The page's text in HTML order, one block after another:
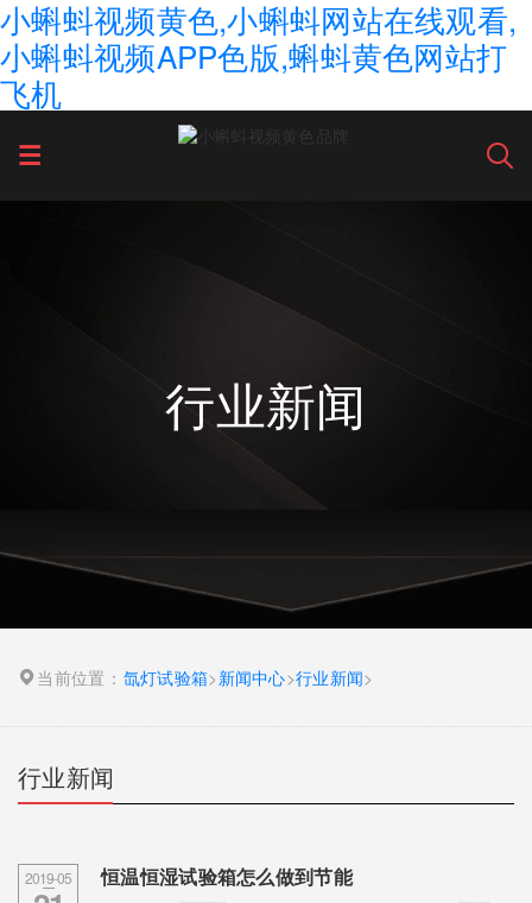
小蝌蚪视频黄色,小蝌蚪网站在线观看,
小蝌蚪视频APP色版,蝌蚪黄色网站打
飞机
行业新闻
当前位置： 氙灯试验箱> 新闻中心>行业新闻>
行业新闻
2019-05 恒温恒湿试验箱怎么做到节能